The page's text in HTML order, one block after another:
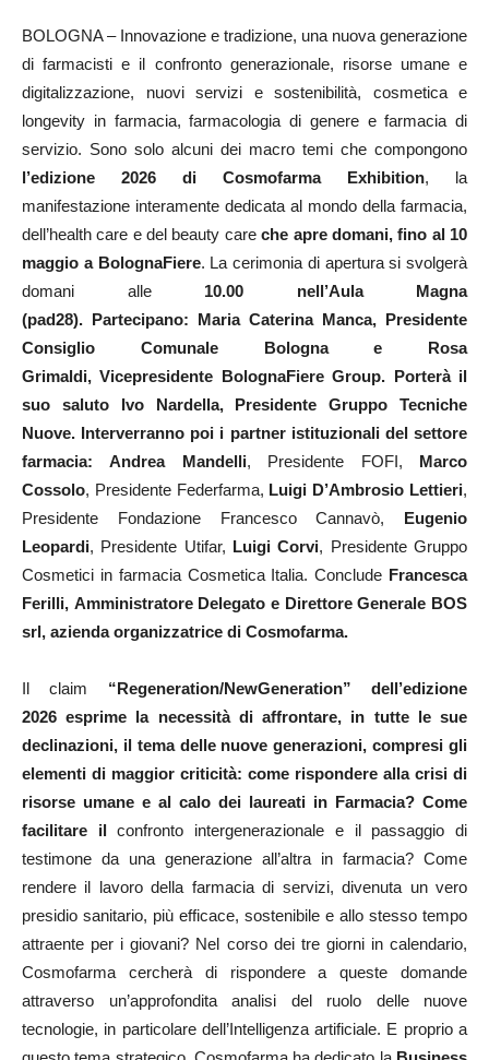
BOLOGNA – Innovazione e tradizione, una nuova generazione
di farmacisti e il confronto generazionale, risorse umane e
digitalizzazione, nuovi servizi e sostenibilità, cosmetica e
longevity in farmacia, farmacologia di genere e farmacia di
servizio. Sono solo alcuni dei macro temi che compongono
l’edizione 2026 di Cosmofarma Exhibition, la
manifestazione interamente dedicata al mondo della farmacia,
dell’health care e del beauty careche apre domani, fino al 10
maggio a BolognaFiere. La cerimonia di apertura si svolgerà
domani alle 10.00 nell’Aula Magna
(pad28). Partecipano: Maria Caterina Manca, Presidente
Consiglio Comunale Bologna e Rosa
Grimaldi, Vicepresidente BolognaFiere Group. Porterà il
suo saluto Ivo Nardella, Presidente Gruppo Tecniche
Nuove. Interverranno poi i partner istituzionali del settore
farmacia:Andrea Mandelli, Presidente FOFI, Marco
Cossolo, Presidente Federfarma, Luigi D’Ambrosio Lettieri,
Presidente Fondazione Francesco Cannavò, Eugenio
Leopardi, Presidente Utifar, Luigi Corvi, Presidente Gruppo
Cosmetici in farmacia Cosmetica Italia. Conclude Francesca
Ferilli, Amministratore Delegato e Direttore Generale BOS
srl, azienda organizzatrice di Cosmofarma.
Il claim “Regeneration/NewGeneration” dell’edizione
2026 esprime la necessità di affrontare, in tutte le sue
declinazioni, il tema delle nuove generazioni, compresi gli
elementi di maggior criticità: come rispondere alla crisi di
risorse umane e al calo dei laureati in Farmacia? Come
facilitare ilconfronto intergenerazionale e il passaggio di
testimone da una generazione all’altra in farmacia? Come
rendere il lavoro della farmacia di servizi, divenuta un vero
presidio sanitario, più efficace, sostenibile e allo stesso tempo
attraente per i giovani? Nel corso dei tre giorni in calendario,
Cosmofarma cercherà di rispondere a queste domande
attraverso un’approfondita analisi del ruolo delle nuove
tecnologie, in particolare dell’Intelligenza artificiale. E proprio a